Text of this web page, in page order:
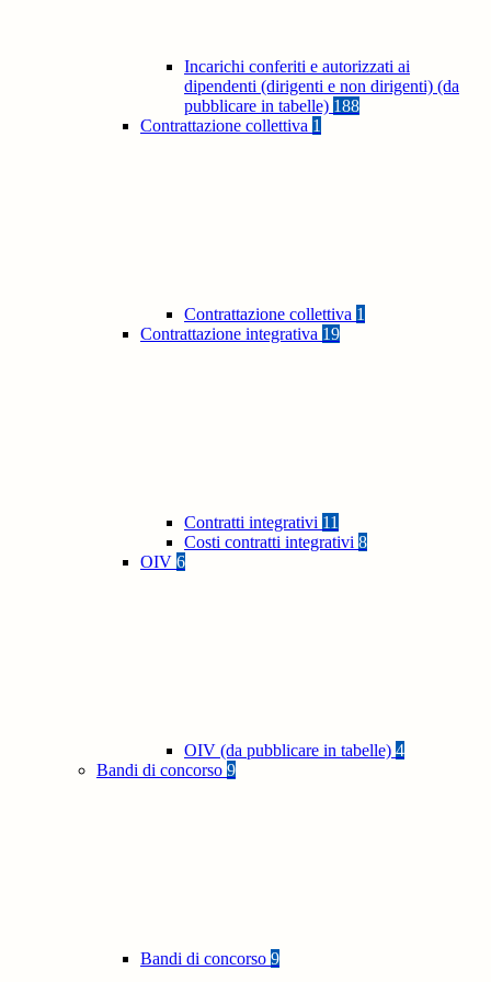
Incarichi conferiti e autorizzati ai
dipendenti (dirigenti e non dirigenti) (da
pubblicare in tabelle) 188
Contrattazione collettiva 1
Contrattazione collettiva 1
Contrattazione integrativa 19
Contratti integrativi 11
Costi contratti integrativi 8
OIV 6
OIV (da pubblicare in tabelle) 4
Bandi di concorso 9
Bandi di concorso 9